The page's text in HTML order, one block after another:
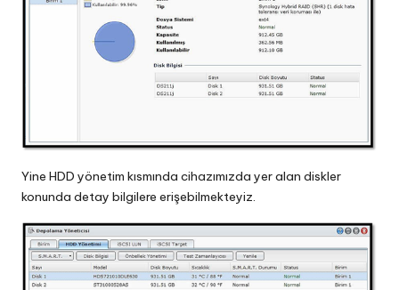
Yine HDD yönetim kısmında cihazımızda yer alan diskler
konunda detay bilgilere erişebilmekteyiz.